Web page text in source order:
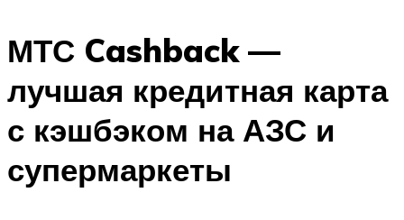
МТС Cashback —
лучшая кредитная карта
с кэшбэком на АЗС и
супермаркеты